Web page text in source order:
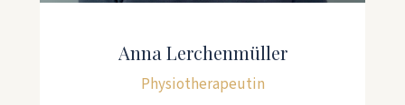
Anna Lerchenmüller
Physiotherapeutin